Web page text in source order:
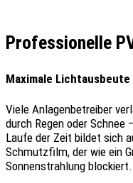
Professionelle
Maximale
Viele Anlagenbetreiber
durch Regen oder
Laufe der Zeit bildet sich
Schmutzfilm, der wie ein
Sonnenstrahlung blockiert.